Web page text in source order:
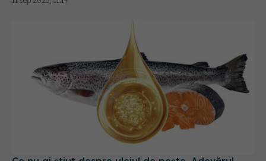
Ce nu ai știut despre uleiul de pește. Adevărul
despre Omega-3. Citește asta înainte să mai iei
suplimente